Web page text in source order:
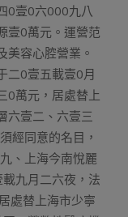
0壹0六000九八
壹0萬元。運營范
美容心腔營業。
二0壹五載壹0月
0萬元，居處替上
六壹二、六壹三
經同意的名目，
、上海今南悅麗
九月二六夜，法
處替上海市少寧